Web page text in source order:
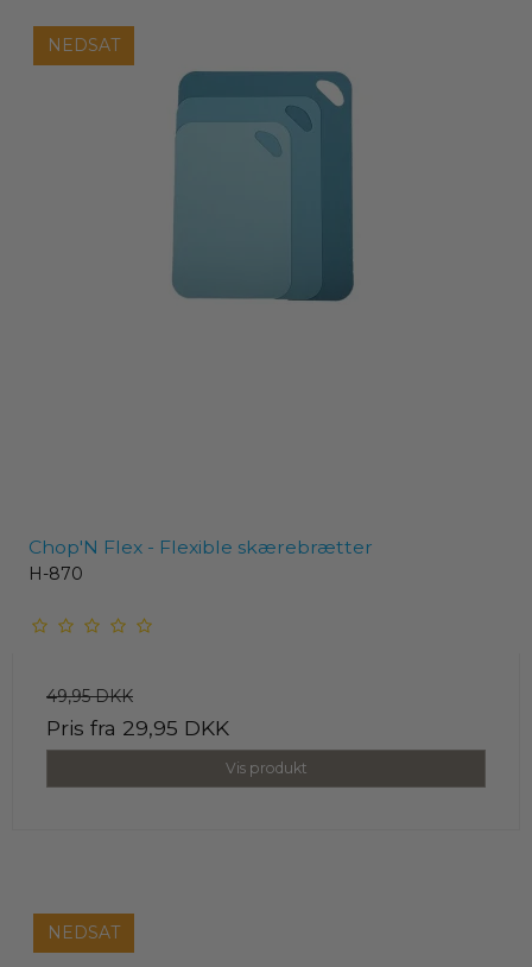
NEDSAT
Chop'N Flex - Flexible skærebrætter
H-870
49,95 DKK
Pris fra 29,95 DKK
Vis produkt
NEDSAT